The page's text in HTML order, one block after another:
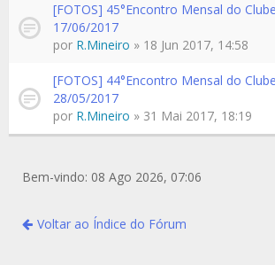
[FOTOS] 45°Encontro Mensal do
17/06/2017
por R.Mineiro » 18 Jun 2017, 14:58
[FOTOS] 44°Encontro Mensal do
28/05/2017
por R.Mineiro » 31 Mai 2017, 18:19
Bem-vindo: 08 Ago 2026, 07:06
Voltar ao Índice do Fórum